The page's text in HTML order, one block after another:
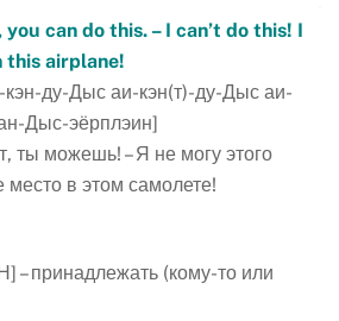
you can do this. – I can’t do this! I
this airplane!
кэн-ду-Дыс аи-кэн(т)-ду-Дыс аи-
Дыс-эёрплэин]
ты можешь! – Я не могу этого
место в этом самолете!
– принадлежать (кому-то или